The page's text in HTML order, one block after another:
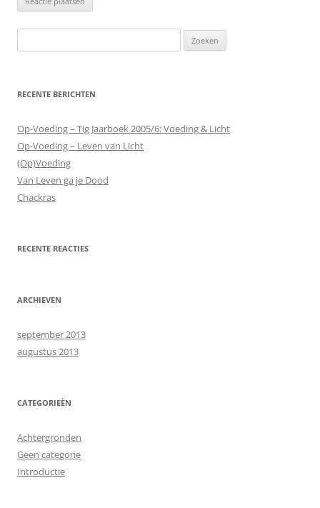
naar:
RECENTE BERICHTEN
Op-Voeding – Tig Jaarboek 2005/6: Voeding & Licht
Op-Voeding – Leven van Licht
(Op)Voeding
Van Leven ga je Dood
Chackras
RECENTE REACTIES
ARCHIEVEN
september 2013
augustus 2013
CATEGORIEËN
Achtergronden
Geen categorie
Introductie